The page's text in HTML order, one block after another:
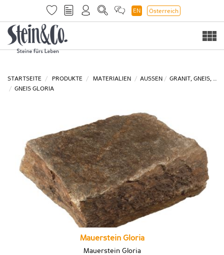
EN Österreich
STARTSEITE PRODUKTE MATERIALIEN AUSSEN
GRANIT, GNEIS, …
GNEIS GLORIA
Mauerstein Gloria
Mauerstein Gloria